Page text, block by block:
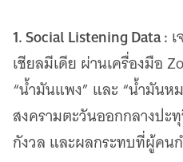
1. Social Listening Data :
เชียลมีเดีย ผ่านเครื่องมือ
“น้ำมันแพง” และ “น้ำมัน
สงครามตะวันออกกลางป
กังวล และผลกระทบที่ผู้คน